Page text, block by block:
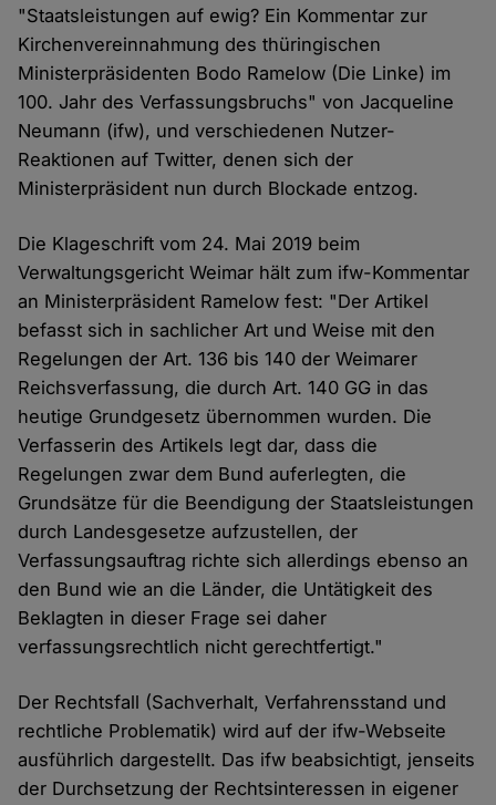
"Staatsleistungen auf ewig? Ein Kommentar zur
Kirchenvereinnahmung des thüringischen
Ministerpräsidenten Bodo Ramelow (Die Linke) im
100. Jahr des Verfassungsbruchs" von Jacqueline
Neumann (ifw), und verschiedenen Nutzer-
Reaktionen auf Twitter, denen sich der
Ministerpräsident nun durch Blockade entzog.
Die Klageschrift vom 24. Mai 2019 beim
Verwaltungsgericht Weimar hält zum ifw-Kommentar
an Ministerpräsident Ramelow fest: "Der Artikel
befasst sich in sachlicher Art und Weise mit den
Regelungen der Art. 136 bis 140 der Weimarer
Reichsverfassung, die durch Art. 140 GG in das
heutige Grundgesetz übernommen wurden. Die
Verfasserin des Artikels legt dar, dass die
Regelungen zwar dem Bund auferlegten, die
Grundsätze für die Beendigung der Staatsleistungen
durch Landesgesetze aufzustellen, der
Verfassungsauftrag richte sich allerdings ebenso an
den Bund wie an die Länder, die Untätigkeit des
Beklagten in dieser Frage sei daher
verfassungsrechtlich nicht gerechtfertigt."
Der Rechtsfall (Sachverhalt, Verfahrensstand und
rechtliche Problematik) wird auf der ifw-Webseite
ausführlich dargestellt. Das ifw beabsichtigt, jenseits
der Durchsetzung der Rechtsinteressen in eigener